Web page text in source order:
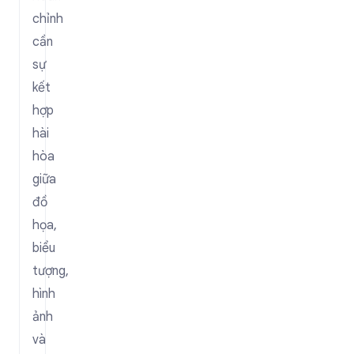
chỉnh
cần
sự
kết
hợp
hài
hòa
giữa
đồ
họa,
biểu
tượng,
hình
ảnh
và